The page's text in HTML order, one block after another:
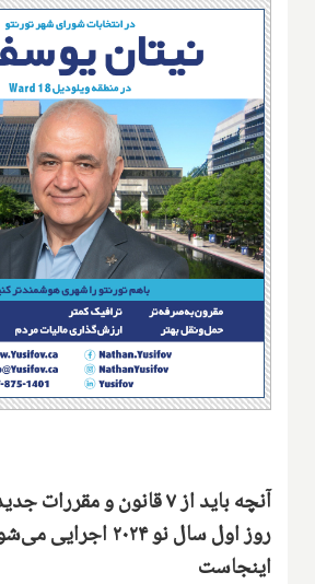
آنچه باید از ۷ قانون و
روز اول سال نو ۲۰۲۴
اینجاست